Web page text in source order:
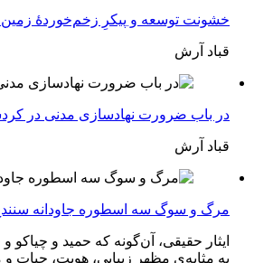
خشونت توسعه و پیکرِ زخم‌خوردهٔ زمین
قباد آرش
در باب ضرورت نهادسازی مدنی در
قباد آرش
مرگ و سوگ سه اسطوره جاودانه
ایثار حقیقی، آن‌گونه که حمید و
به مثابه‌ی مظهر زیبایی، هویت، حیات